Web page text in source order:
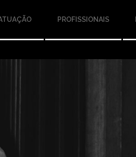
PROFISSIONAIS